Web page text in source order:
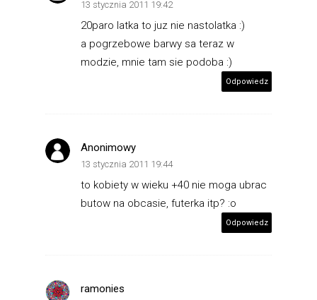
13 stycznia 2011 19:42
20paro latka to juz nie nastolatka :)
a pogrzebowe barwy sa teraz w
modzie, mnie tam sie podoba :)
Odpowiedz
Anonimowy
13 stycznia 2011 19:44
to kobiety w wieku +40 nie moga ubrac
butow na obcasie, futerka itp? :o
Odpowiedz
ramonies